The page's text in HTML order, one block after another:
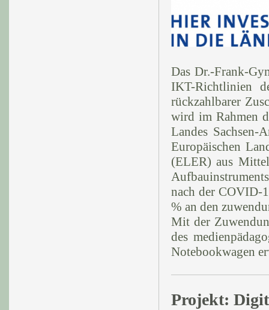
Das Dr.-Frank-
IKT-Richtlinien
rückzahlbarer
wird im Rahmen
Landes
Europäischen
(ELER) aus
nach der COVID-
% an den
Mit der
des
Notebookwagen
Projekt: